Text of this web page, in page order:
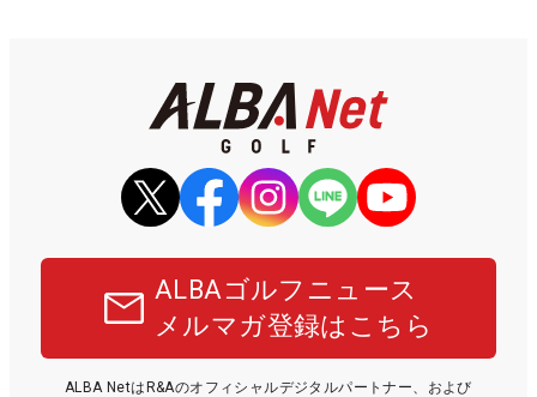
ALBAゴルフニュース
メルマガ登録はこちら
ALBA NetはR&Aのオフィシャルデジタルパートナー、および